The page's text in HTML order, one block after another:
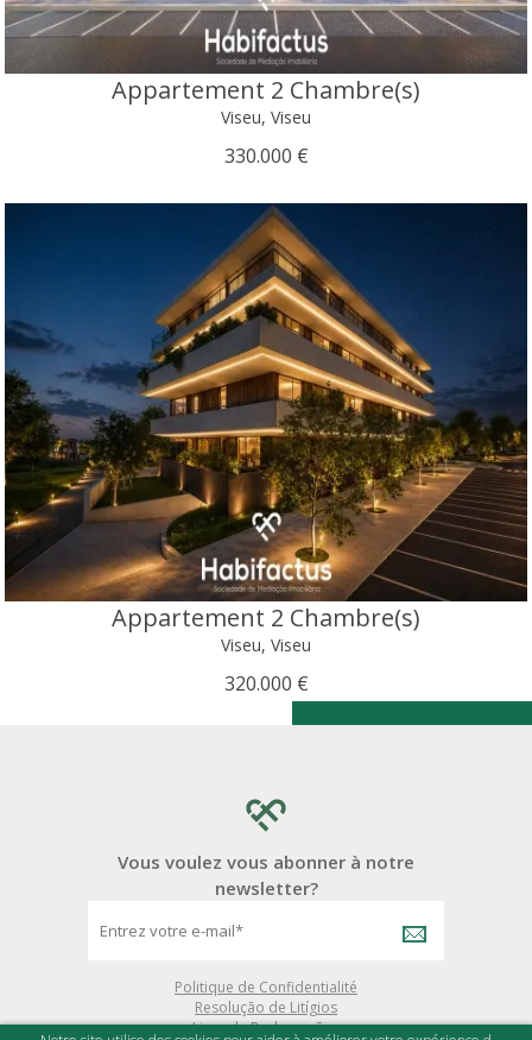
Appartement 2 Chambre(s)
Viseu, Viseu
330.000 €
Appartement 2 Chambre(s)
Viseu, Viseu
320.000 €
Vous voulez vous abonner à notre
newsletter?
Politique de Confidentialité
Resolução de Litígios
Livro de Reclamações